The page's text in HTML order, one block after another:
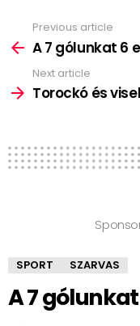
more
Previous article
A 7 gólunkat 6
Next article
Torockó és
SPORT SZARVAS
A 7